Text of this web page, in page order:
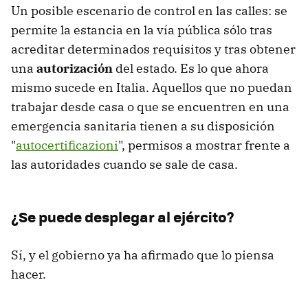
Un posible escenario de control en las calles: se
permite la estancia en la vía pública sólo tras
acreditar determinados requisitos y tras obtener
una autorización del estado. Es lo que ahora
mismo sucede en Italia. Aquellos que no puedan
trabajar desde casa o que se encuentren en una
emergencia sanitaria tienen a su disposición
"autocertificazioni", permisos a mostrar frente a
las autoridades cuando se sale de casa.
¿Se puede desplegar al ejército?
Sí, y el gobierno ya ha afirmado que lo piensa
hacer.